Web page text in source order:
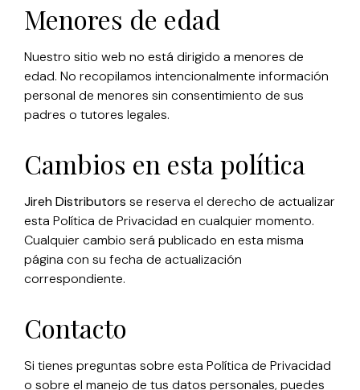
Menores de edad
Nuestro sitio web no está dirigido a menores de
edad. No recopilamos intencionalmente información
personal de menores sin consentimiento de sus
padres o tutores legales.
Cambios en esta política
Jireh Distributors se reserva el derecho de actualizar
esta Política de Privacidad en cualquier momento.
Cualquier cambio será publicado en esta misma
página con su fecha de actualización
correspondiente.
Contacto
Si tienes preguntas sobre esta Política de Privacidad
o sobre el manejo de tus datos personales, puedes